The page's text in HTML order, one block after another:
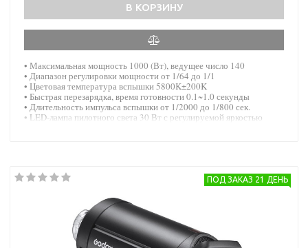
В КОРЗИНУ
• Максимальная мощность 1000 (Вт), ведущее число 140
• Диапазон регулировки мощности от 1/64 до 1/1
• Цветовая температура вспышки 5800K±200K
• Быстрая перезарядка, время готовности 0.1~1.0 секунды
• Длительность импульса вспышки от 1/2000 до 1/800 сек.
• LED-лампа пилотного света 30 Вт с регулируемой яркостью
ПОД ЗАКАЗ 21 ДЕНЬ